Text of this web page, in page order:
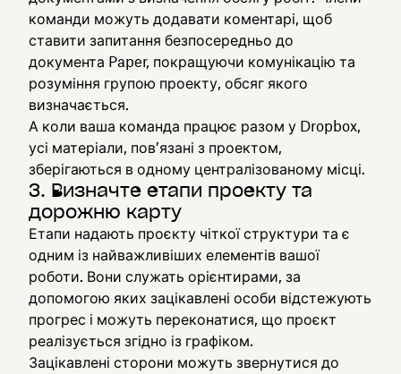
команди можуть додавати коментарі, щоб
ставити запитання безпосередньо до
документа Paper, покращуючи комунікацію та
розуміння групою проекту, обсяг якого
визначається.
А коли ваша команда працює разом у Dropbox,
усі матеріали, пов’язані з проектом,
зберігаються в одному централізованому місці.
3. Визначте етапи проекту та
дорожню карту
Етапи надають проєкту чіткої структури та є
одним із найважливіших елементів вашої
роботи. Вони служать орієнтирами, за
допомогою яких зацікавлені особи відстежують
прогрес і можуть переконатися, що проєкт
реалізується згідно із графіком.
Зацікавлені сторони можуть звернутися до